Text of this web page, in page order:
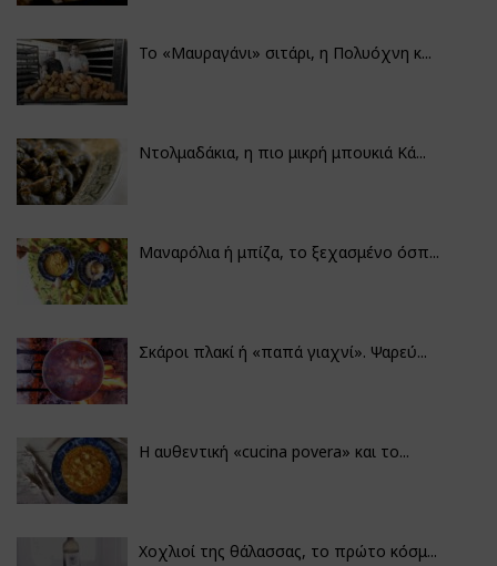
Το «Μαυραγάνι» σιτάρι, η Πολυόχνη κ...
Ντολμαδάκια, η πιο μικρή μπουκιά Κά...
Μαναρόλια ή μπίζα, το ξεχασμένο όσπ...
Σκάροι πλακί ή «παπά γιαχνί». Ψαρεύ...
Η αυθεντική «cucina povera» και το...
Χοχλιοί της θάλασσας, το πρώτο κόσμ...